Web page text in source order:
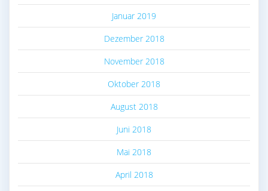
Januar 2019
Dezember 2018
November 2018
Oktober 2018
August 2018
Juni 2018
Mai 2018
April 2018